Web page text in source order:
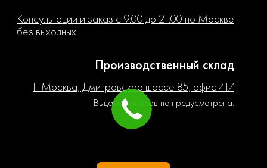
Консультации и заказ с 9:00 до 21:00 по Москве
без выходных
Производственный склад
Г. Москва, Дмитровское шоссе 85, офис 417
Выдача заказов не предусмотрена.